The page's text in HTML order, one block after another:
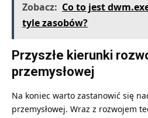
Zobacz: Co to jest
tyle zasobów?
Przyszłe kierunki
przemysłowej
Na koniec warto zastanowić się
przemysłowej. Wraz z rozwojem